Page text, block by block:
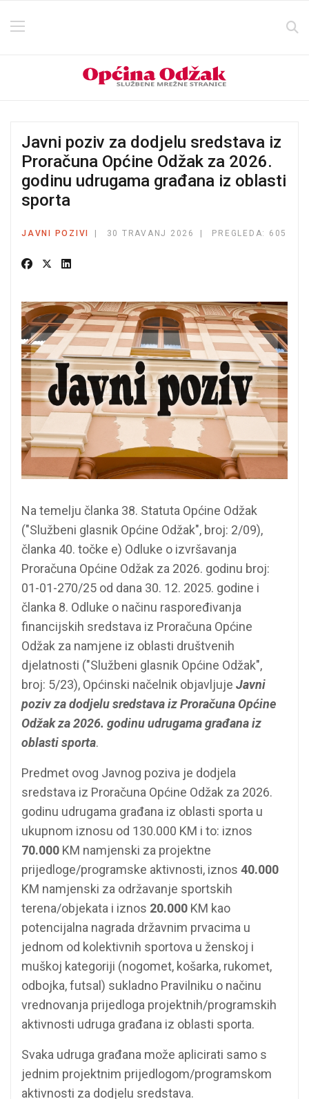
Javni poziv za dodjelu sredstava iz
Proračuna Općine Odžak za 2026.
godinu udrugama građana iz oblasti
sporta
JAVNI POZIVI 30 TRAVANJ 2026 PREGLEDA: 605
Na temelju članka 38. Statuta Općine Odžak
("Službeni glasnik Općine Odžak", broj: 2/09),
članka 40. točke e) Odluke o izvršavanja
Proračuna Općine Odžak za 2026. godinu broj:
01-01-270/25 od dana 30. 12. 2025. godine i
članka 8. Odluke o načinu raspoređivanja
financijskih sredstava iz Proračuna Općine
Odžak za namjene iz oblasti društvenih
djelatnosti ("Službeni glasnik Općine Odžak",
broj: 5/23), Općinski načelnik objavljuje Javni
poziv za dodjelu sredstava iz Proračuna Općine
Odžak za 2026. godinu udrugama građana iz
oblasti sporta.
Predmet ovog Javnog poziva je dodjela
sredstava iz Proračuna Općine Odžak za 2026.
godinu udrugama građana iz oblasti sporta u
ukupnom iznosu od 130.000 KM i to: iznos
70.000 KM namjenski za projektne
prijedloge/programske aktivnosti, iznos 40.000
KM namjenski za održavanje sportskih
terena/objekata i iznos 20.000 KM kao
potencijalna nagrada državnim prvacima u
jednom od kolektivnih sportova u ženskoj i
muškoj kategoriji (nogomet, košarka, rukomet,
odbojka, futsal) sukladno Pravilniku o načinu
vrednovanja prijedloga projektnih/programskih
aktivnosti udruga građana iz oblasti sporta.
Svaka udruga građana može aplicirati samo s
jednim projektnim prijedlogom/programskom
aktivnosti za dodjelu sredstava.